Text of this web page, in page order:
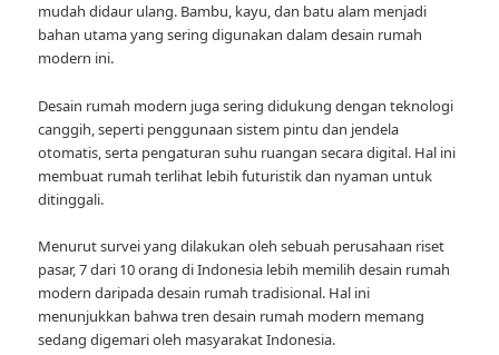
mudah didaur ulang. Bambu, kayu, dan batu alam menjadi
bahan utama yang sering digunakan dalam desain rumah
modern ini.
Desain rumah modern juga sering didukung dengan teknologi
canggih, seperti penggunaan sistem pintu dan jendela
otomatis, serta pengaturan suhu ruangan secara digital. Hal ini
membuat rumah terlihat lebih futuristik dan nyaman untuk
ditinggali.
Menurut survei yang dilakukan oleh sebuah perusahaan riset
pasar, 7 dari 10 orang di Indonesia lebih memilih desain rumah
modern daripada desain rumah tradisional. Hal ini
menunjukkan bahwa tren desain rumah modern memang
sedang digemari oleh masyarakat Indonesia.